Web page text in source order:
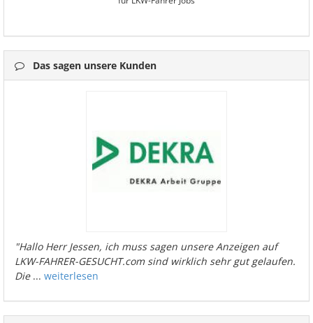
Das sagen unsere Kunden
"Hallo Herr Jessen, ich muss sagen unsere Anzeigen auf
LKW-FAHRER-GESUCHT.com sind wirklich sehr gut gelaufen.
Die... weiterlesen